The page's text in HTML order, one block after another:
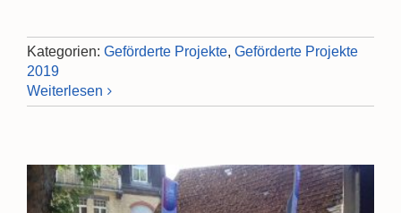
Kategorien: Geförderte Projekte, Geförderte Projekte
2019
Weiterlesen